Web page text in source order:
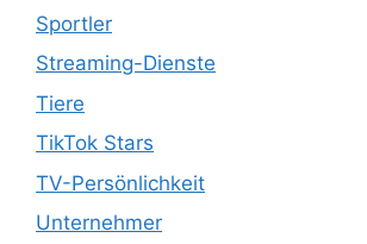
Sportler
Streaming-Dienste
Tiere
TikTok Stars
TV-Persönlichkeit
Unternehmer